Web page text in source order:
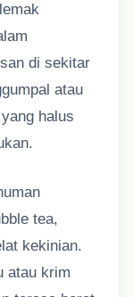
di sekitar
atau
halus
tea,
kekinian.
atau krim